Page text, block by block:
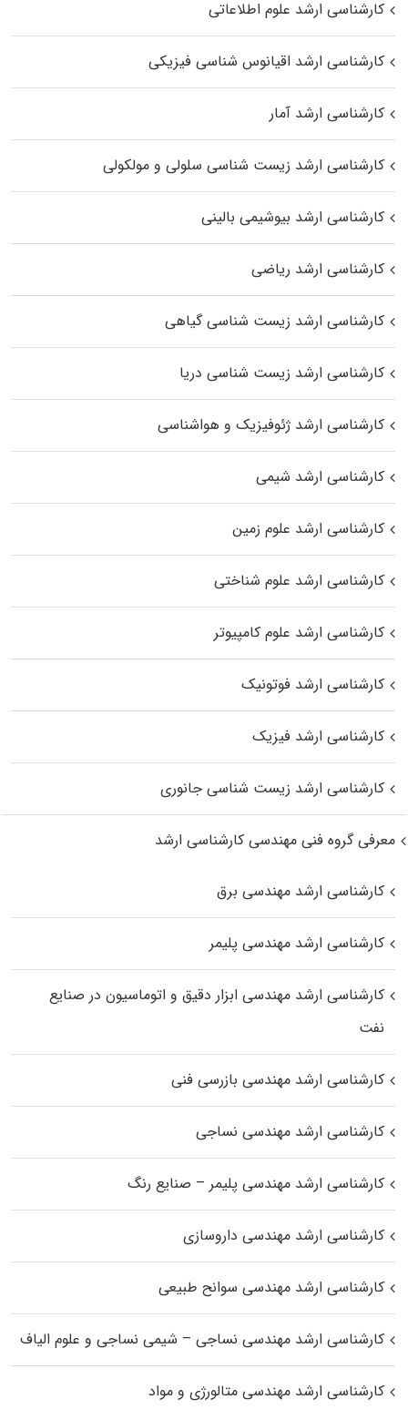
کارشناسی ارشد علوم اطلاعاتی
کارشناسی ارشد اقیانوس‌ شناسی فیزیکی
کارشناسی ارشد آمار
کارشناسی ارشد زیست شناسی سلولی و مولکولی
کارشناسی ارشد بیوشیمی بالینی
کارشناسی ارشد ریاضی
کارشناسی ارشد زیست‌ شناسی گیاهی
کارشناسی ارشد زیست‌ شناسی دریا
کارشناسی ارشد ژئوفیزیک و هواشناسی
کارشناسی ارشد شیمی
کارشناسی ارشد علوم زمین
کارشناسی ارشد علوم شناختی
کارشناسی ارشد علوم کامپیوتر
کارشناسی ارشد فوتونیک
کارشناسی ارشد فیزیک
کارشناسی ارشد زیست‌ شناسی جانوری
معرفی گروه فنی مهندسی کارشناسی ارشد
کارشناسی ارشد مهندسی برق
کارشناسی ارشد مهندسی پلیمر
کارشناسی ارشد مهندسی ابزار دقیق و اتوماسیون در صنایع
نفت
کارشناسی ارشد مهندسی بازرسی فنی
کارشناسی ارشد مهندسی نساجی
کارشناسی ارشد مهندسی پلیمر – صنایع رنگ
کارشناسی ارشد مهندسی داروسازی
کارشناسی ارشد مهندسی سوانح طبیعی
کارشناسی ارشد مهندسی نساجی – شیمی نساجی و علوم الیاف
کارشناسی ارشد مهندسی متالورژی و مواد